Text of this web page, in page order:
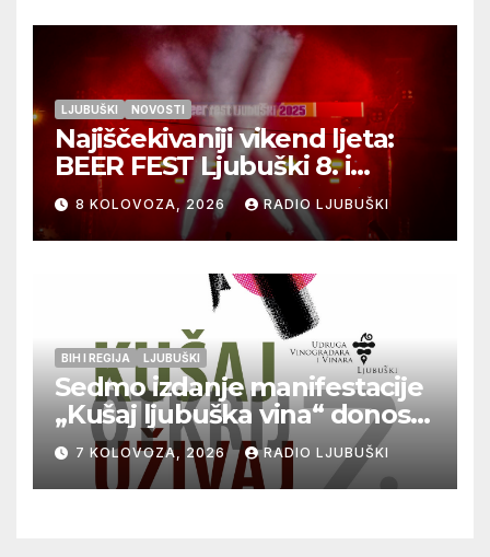
LJUBUŠKI NOVOSTI
Najiščekivaniji vikend ljeta:
BEER FEST Ljubuški 8. i
9.kolovoza
8 KOLOVOZA, 2026 RADIO LJUBUŠKI
BIH I REGIJA LJUBUŠKI
Sedmo izdanje manifestacije
„Kušaj ljubuška vina“ donosi
vrhunska vina, gastronomiju i
glazbu
7 KOLOVOZA, 2026 RADIO LJUBUŠKI